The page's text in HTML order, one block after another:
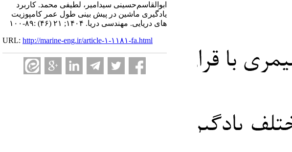
ابوالقاسم‌حسینی سیدامیر، لطیفی محمد. کاربرد
یادگیری ماشین در پیش بینی طول عمر کامپوزیت
های دریایی. مهندسی دریا. ۱۴۰۴; ۲۱ (۴۶) :۸۹-۱۰۰
URL: http://marine-eng.ir/article-۱-۱۱۸۱-fa.html